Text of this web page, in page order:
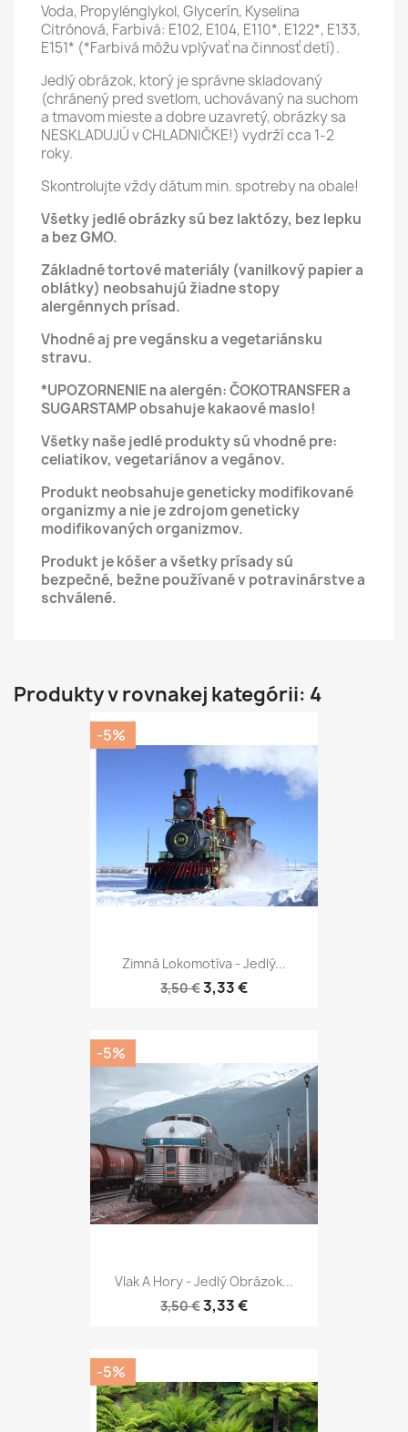
Voda, Propylénglykol, Glycerín, Kyselina
Citrónová, Farbivá: E102, E104, E110*, E122*, E133,
E151* (*Farbivá môžu vplývať na činnosť detí).
Jedlý obrázok, ktorý je správne skladovaný
(chránený pred svetlom, uchovávaný na suchom
a tmavom mieste a dobre uzavretý, obrázky sa
NESKLADUJÚ v CHLADNIČKE!) vydrží cca 1-2
roky.
Skontrolujte vždy dátum min. spotreby na obale!
Všetky jedlé obrázky sú bez laktózy, bez lepku
a bez GMO.
Základné tortové materiály (vanilkový papier a
oblátky) neobsahujú žiadne stopy
alergénnych prísad.
Vhodné aj pre vegánsku a vegetariánsku
stravu.
*UPOZORNENIE na alergén: ČOKOTRANSFER a
SUGARSTAMP obsahuje kakaové maslo!
Všetky naše jedlé produkty sú vhodné pre:
celiatikov, vegetariánov a vegánov.
Produkt neobsahuje geneticky modifikované
organizmy a nie je zdrojom geneticky
modifikovaných organizmov.
Produkt je kóšer a všetky prísady sú
bezpečné, bežne používané v potravinárstve a
schválené.
Produkty v rovnakej kategórii: 4
Zimná Lokomotíva - Jedlý...
3,50 €3,33 €
-5%
Vlak A Hory - Jedlý Obrázok...
3,50 €3,33 €
-5%
-5%